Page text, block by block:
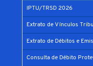
IPTU/TRSD 2026
Extrato de Vínculos
Extrato de Débitos e
Consulta de Débito